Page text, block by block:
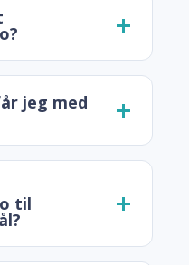
jeg med
til